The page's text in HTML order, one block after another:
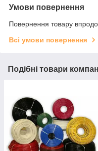
Умови повернення
Повернення товару
Всі умови повернення
Подібні товари